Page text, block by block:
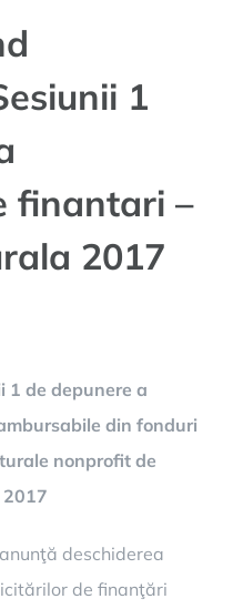
1
finantari –
2017
1 de depunere a
din fonduri
nonprofit de
deschiderea
de finanţări